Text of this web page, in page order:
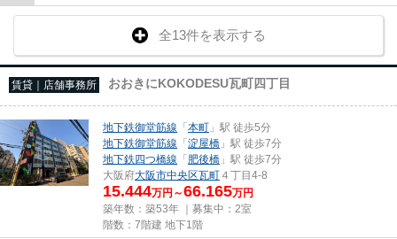
全13件を表示する
賃貸｜店舗事務所 おおきにKOKODESU瓦町四丁目
地下鉄御堂筋線 「本町 」駅 徒歩5分
地下鉄御堂筋線 「淀屋橋 」駅 徒歩7分
地下鉄四つ橋線 「肥後橋 」駅 徒歩7分
大阪府大阪市中央区瓦町 ４丁目4-8
15.444万円～66.165万円
築年数：築53年 ｜募集中： 2室
階数：7階建 地下1階